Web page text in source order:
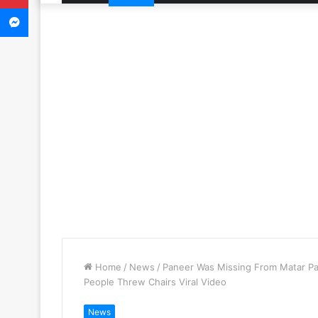
Home / News / Paneer Was Missing From Matar
People Threw Chairs Viral Video
News